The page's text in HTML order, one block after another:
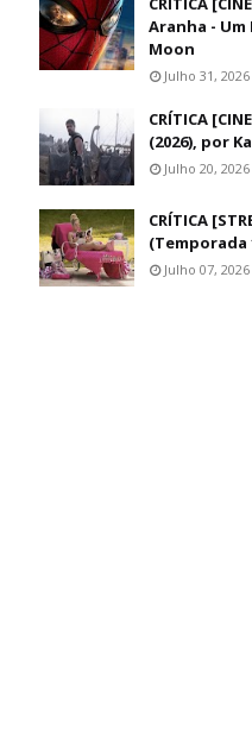
Aranha - Um
Moon
Julho 31, 2026
CRÍTICA
(2026), por
Julho 20, 2026
CRÍTICA
(Temporada
Julho 07, 2026